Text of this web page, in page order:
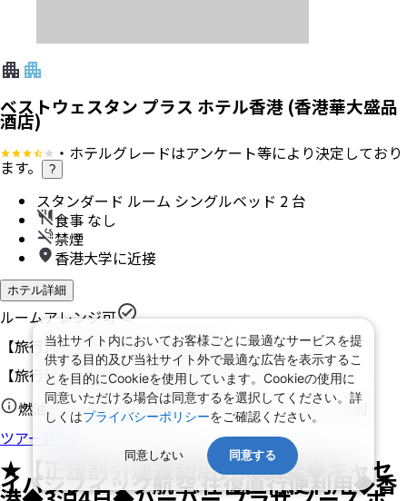
ベストウェスタン プラス ホテル香港 (香港華大盛品
酒店)
・ホテルグレードはアンケート等により決定しており
ます。 ?
スタンダード ルーム シングルベッド 2 台
食事 なし
禁煙
香港大学に近接
ホテル詳細
ルームアレンジ可
【旅行代金】大人1名104,300円
【旅行代金合計】208,600円/ 2名1室
燃油込み、諸税（空港税、リゾートフィーなど）等別
ツアー詳細
★【正規割引運賃利用】成田発◆キャセ
イパシフィック航空 往復直行便利用◆香
当社サイト内においてお客様ごとに最適なサービスを提
供する目的及び当社サイト外で最適な広告を表示するこ
とを目的にCookieを使用しています。Cookieの使用に
同意いただける場合は同意するを選択してください。詳
しくはプライバシーポリシーをご確認ください。
同意しない 同意する